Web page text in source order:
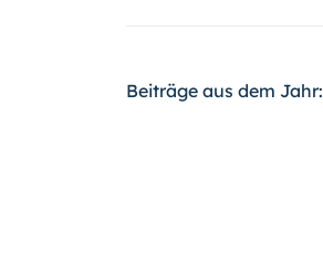
Beiträge aus dem Jahr: